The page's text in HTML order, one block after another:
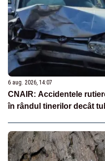
6 aug. 2026, 14:07
CNAIR: Accidentele
în rândul tinerilor decât